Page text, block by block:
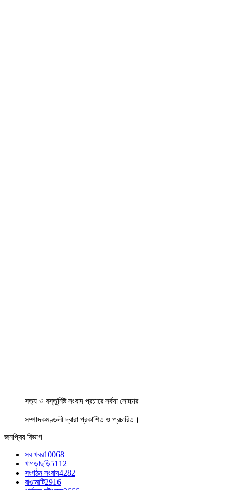
সত্য ও বস্তুনিষ্ট সংবাদ প্রচারে সর্বদা সোচ্চার
সম্পাদকমণ্ডলী দ্বারা প্রকাশিত ও প্রচারিত।
জনপ্রিয় বিভাগ
সব খবর10068
খাগড়াছড়ি5112
সংগঠন সংবাদ4282
রাঙামাটি2916